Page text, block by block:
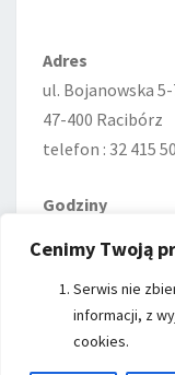
Cookie Control- Witryna
Cenimy Twoją
Serwis nie
informacji, z
cookies.
Adres
ul. Bojanowska
47-400 Racibórz
telefon : 32 415
Godziny
7:00–15:00